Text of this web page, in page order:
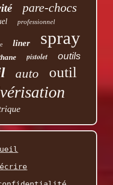
pare-chocs
professionnel
liner spray
pistolet outils
auto outil
écrire